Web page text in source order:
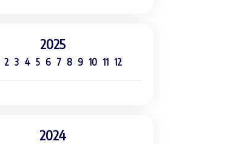
2025
2 3 4 5 6 7 8 9 10 11 12
2024